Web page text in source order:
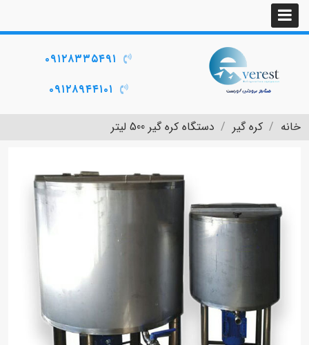
۰۹۱۲۸۳۳۵۴۹۱
۰۹۱۲۸۹۴۴۱۰۱
خانه کره گیر دستگاه کره گیر 500 لیتر